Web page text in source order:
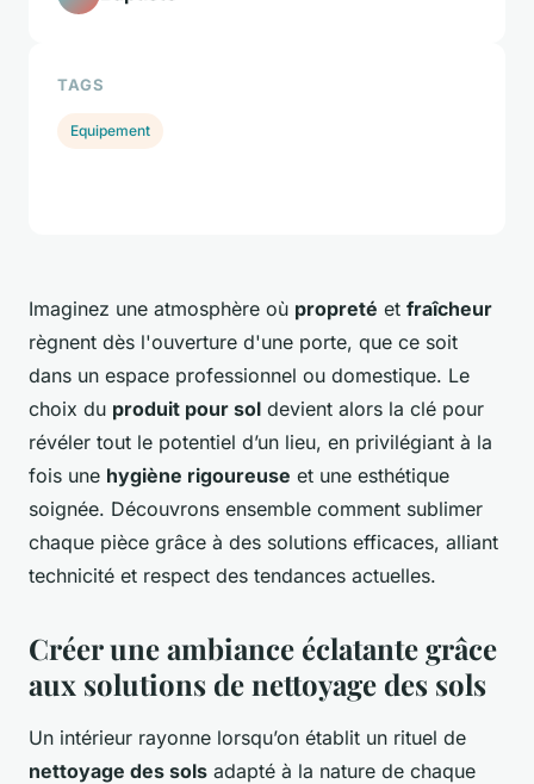
Imaginez une atmosphère où propreté et fraîcheur
règnent dès l'ouverture d'une porte, que ce soit
dans un espace professionnel ou domestique. Le
choix du produit pour sol devient alors la clé pour
révéler tout le potentiel d’un lieu, en privilégiant à la
fois une hygiène rigoureuse et une esthétique
soignée. Découvrons ensemble comment sublimer
chaque pièce grâce à des solutions efficaces, alliant
technicité et respect des tendances actuelles.
Créer une ambiance éclatante grâce
aux solutions de nettoyage des sols
Un intérieur rayonne lorsqu’on établit un rituel de
nettoyage des sols adapté à la nature de chaque
TAGS
Equipement